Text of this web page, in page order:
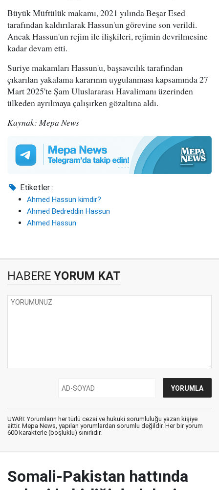
Büyük Müftülük makamı, 2021 yılında Beşar Esed
tarafından kaldırılarak Hassun'un görevine son verildi.
Ancak Hassun'un rejim ile ilişkileri, rejimin devrilmesine
kadar devam etti.
Suriye makamları Hassun'u, başsavcılık tarafından
çıkarılan yakalama kararının uygulanması kapsamında 27
Mart 2025'te Şam Uluslararası Havalimanı üzerinden
ülkeden ayrılmaya çalışırken gözaltına aldı.
Kaynak: Mepa News
Etiketler :
Ahmed Hassun kimdir?
Ahmed Bedreddin Hassun
Ahmed Hassun
HABERE YORUM KAT
UYARI: Yorumların her türlü cezai ve hukuki sorumluluğu yazan kişiye
aittir. Mepa News, yapılan yorumlardan sorumlu değildir. Her bir yorum
600 karakterle (boşluklu) sınırlıdır.
Somali-Pakistan hattında